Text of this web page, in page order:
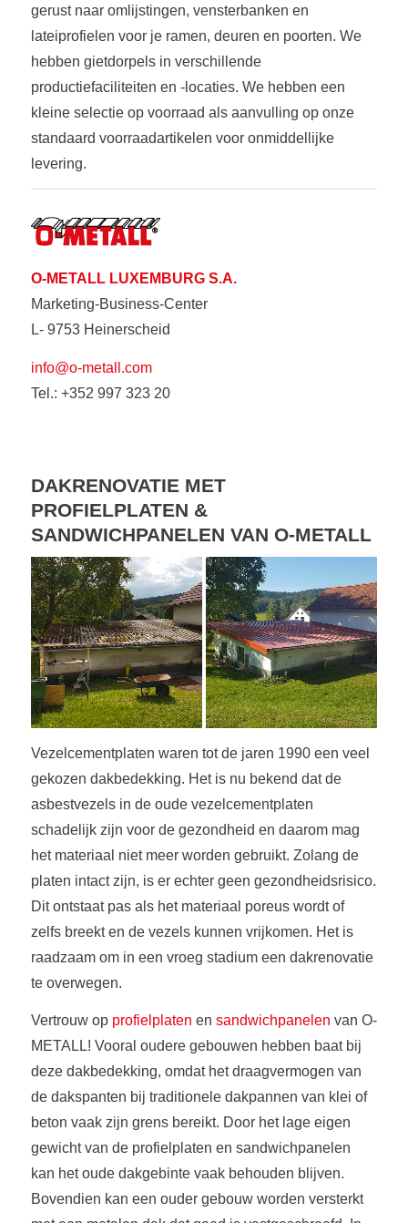
gerust naar omlijstingen, vensterbanken en
lateiprofielen voor je ramen, deuren en poorten. We
hebben gietdorpels in verschillende
productiefaciliteiten en -locaties. We hebben een
kleine selectie op voorraad als aanvulling op onze
standaard voorraadartikelen voor onmiddellijke
levering.
O-METALL LUXEMBURG S.A.
Marketing-Business-Center
L- 9753 Heinerscheid
info@o-metall.com
Tel.: +352 997 323 20
DAKRENOVATIE MET
PROFIELPLATEN &
SANDWICHPANELEN VAN O-METALL
Vezelcementplaten waren tot de jaren 1990 een veel
gekozen dakbedekking. Het is nu bekend dat de
asbestvezels in de oude vezelcementplaten
schadelijk zijn voor de gezondheid en daarom mag
het materiaal niet meer worden gebruikt. Zolang de
platen intact zijn, is er echter geen gezondheidsrisico.
Dit ontstaat pas als het materiaal poreus wordt of
zelfs breekt en de vezels kunnen vrijkomen. Het is
raadzaam om in een vroeg stadium een dakrenovatie
te overwegen.
Vertrouw op profielplaten en sandwichpanelen van O-
METALL! Vooral oudere gebouwen hebben baat bij
deze dakbedekking, omdat het draagvermogen van
de dakspanten bij traditionele dakpannen van klei of
beton vaak zijn grens bereikt. Door het lage eigen
gewicht van de profielplaten en sandwichpanelen
kan het oude dakgebinte vaak behouden blijven.
Bovendien kan een ouder gebouw worden versterkt